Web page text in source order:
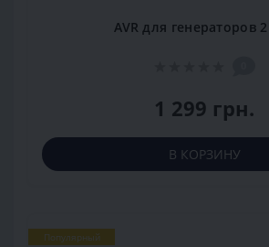
AVR для генераторов
1 299 грн.
В КОРЗИНУ
Популярный